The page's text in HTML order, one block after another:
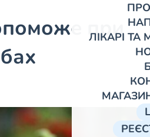
ЛІКАРІ
при